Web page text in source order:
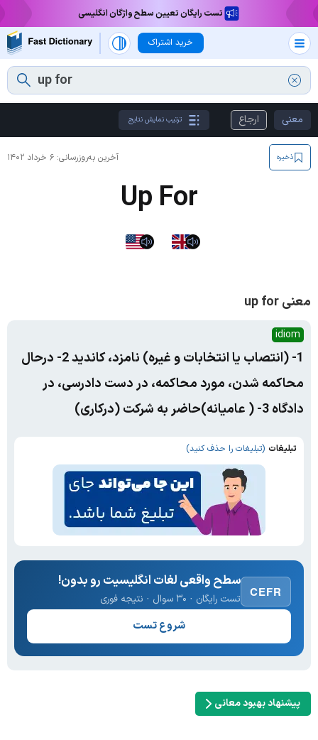
تست رایگان تعیین سطح واژگان انگلیسی
خرید اشتراک
معنی ارجاع ترتیب نمایش نتایج
آخرین به‌روزرسانی: ۶ خرداد ۱۴۰۲ ذخیره
Up For
معنی up for
idiom
1- (انتصاب یا انتخابات و غیره) نامزد، کاندید 2- درحال
محاکمه شدن، مورد محاکمه، در دست دادرسی، در
دادگاه 3- ( عامیانه)حاضر به شرکت (درکاری)
تبلیغات (تبلیغات را حذف کنید)
CEFR
سطح واقعی لغات انگلیسیت رو بدون!
تست رایگان · ۳۰ سوال · نتیجه فوری
شروع تست
پیشنهاد بهبود معانی